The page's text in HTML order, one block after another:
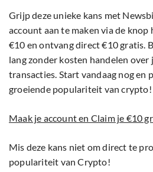
Grijp deze unieke kans met
account aan te maken via de
€10 en ontvang direct €10 gratis.
lang zonder kosten handelen over
transacties. Start vandaag nog en
groeiende populariteit van crypto!
Maak je account en Claim je €10
Mis deze kans niet om direct te
populariteit van Crypto!